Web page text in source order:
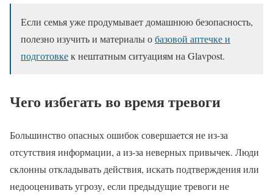
Если семья уже продумывает домашнюю безопасность,
полезно изучить и материалы обазовой аптечке и
подготовкек нештатным ситуациям на Glavpost.
Чего избегать во время тревоги
Большинство опасных ошибок совершается не из-за
отсутствия информации, а из-за неверных привычек. Люди
склонны откладывать действия, искать подтверждения или
недооценивать угрозу, если предыдущие тревоги не